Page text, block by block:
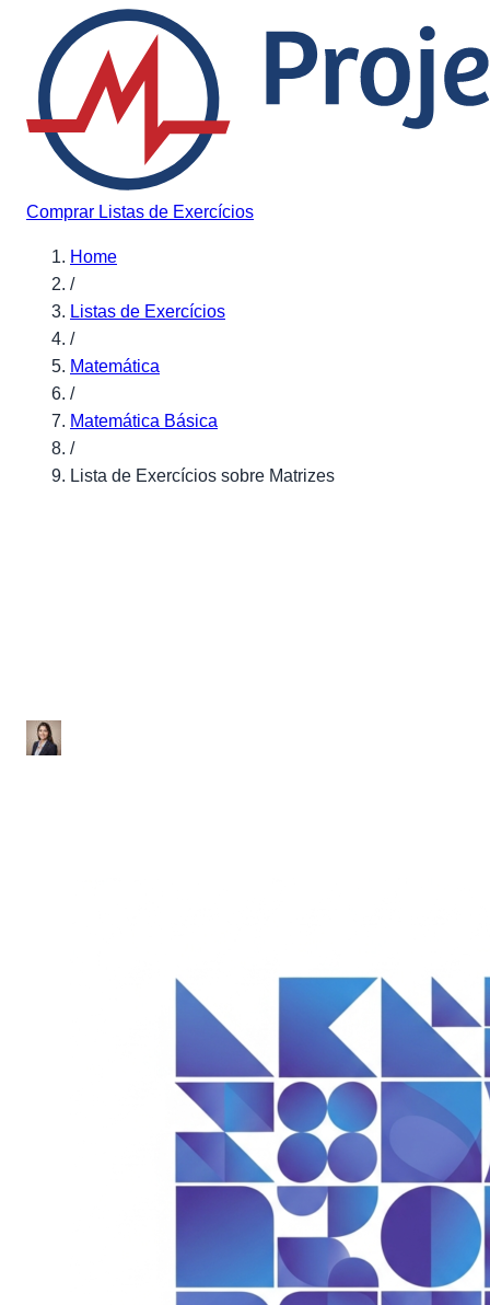
Pular para o conteúdo
Comprar Listas de Exercícios
Home
/
Listas de Exercícios
/
Matemática
/
Matemática Básica
/
Lista de Exercícios sobre Matrizes